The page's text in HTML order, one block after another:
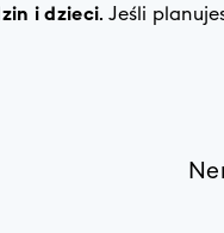
i dzieci. Jeśli